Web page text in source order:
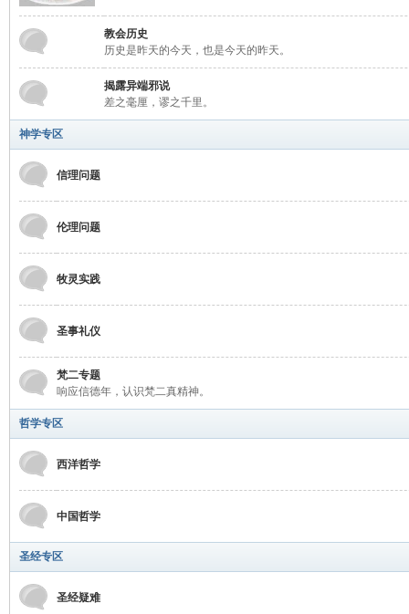
教会历史
历史是昨天的今天，也是今天的昨天。
揭露异端邪说
差之毫厘，谬之千里。
神学专区
信理问题
伦理问题
牧灵实践
圣事礼仪
梵二专题
响应信德年，认识梵二真精神。
哲学专区
西洋哲学
中国哲学
圣经专区
圣经疑难